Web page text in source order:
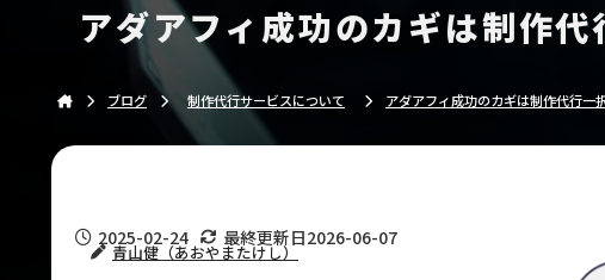
ブログ 制作代行サービスについて アダアフィ成功のカギは制作代行一
アダアフィ成功のカギは制作
2025-02-24 最終更新日2026-06-07
青山健（あおやまたけし）